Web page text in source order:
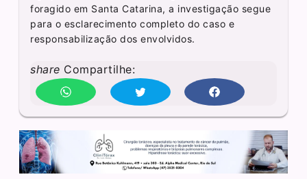
foragido em Santa Catarina, a investigação segue
para o esclarecimento completo do caso e
responsabilização dos envolvidos.
share Compartilhe: